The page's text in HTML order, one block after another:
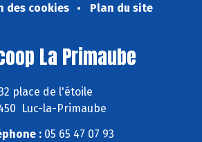
des cookies
Plan du site
La Primaube
place de l'étoile
Luc-la-Primaube
: 05 65 47 07 93